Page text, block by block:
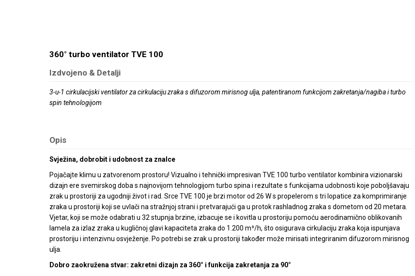
360° turbo ventilator TVE 100
Izdvojeno & Detalji
3-u-1 cirkulacijski ventilator za cirkulaciju zraka s difuzorom mirisnog ulja, patentiranom funkcijom zakretanja/nagiba i turbo
spin tehnologijom
Opis
Svježina, dobrobit i udobnost za znalce
Pojačajte klimu u zatvorenom prostoru! Vizualno i tehnički impresivan TVE 100 turbo ventilator kombinira vizionarski
dizajn ere svemirskog doba s najnovijom tehnologijom turbo spina i rezultate s funkcijama udobnosti koje poboljšavaju
zrak u prostoriji za ugodniji život i rad. Srce TVE 100 je brzi motor od 26 W s propelerom s tri lopatice za komprimiranje
zraka u prostoriji koji se uvlači na stražnjoj strani i pretvarajući ga u protok rashladnog zraka s dometom od 20 metara.
Vjetar, koji se može odabrati u 32 stupnja brzine, izbacuje se i kovitla u prostoriju pomoću aerodinamično oblikovanih
lamela za izlaz zraka u kugličnoj glavi kapaciteta zraka do 1.200 m³/h, što osigurava cirkulaciju zraka koja ispunjava
prostoriju i intenzivnu osvježenje. Po potrebi se zrak u prostoriji također može mirisati integriranim difuzorom mirisnog
ulja.
Dobro zaokružena stvar: zakretni dizajn za 360° i funkcija zakretanja za 90°